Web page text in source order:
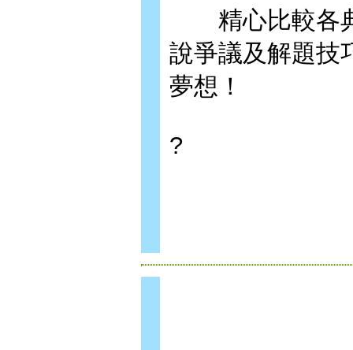
精心比較各典
說爭議及解題技
夢想！
?